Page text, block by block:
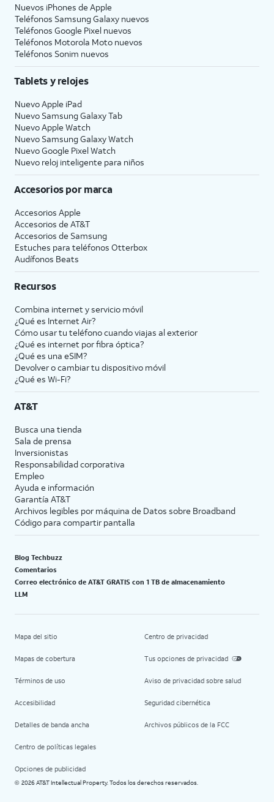
Nuevos iPhones de Apple
Teléfonos Samsung Galaxy nuevos
Teléfonos Google Pixel nuevos
Teléfonos Motorola Moto nuevos
Teléfonos Sonim nuevos
Tablets y relojes
Nuevo Apple iPad
Nuevo Samsung Galaxy Tab
Nuevo Apple Watch
Nuevo Samsung Galaxy Watch
Nuevo Google Pixel Watch
Nuevo reloj inteligente para niños
Accesorios por marca
Accesorios Apple
Accesorios de AT&T
Accesorios de Samsung
Estuches para teléfonos Otterbox
Audífonos Beats
Recursos
Combina internet y servicio móvil
¿Qué es Internet Air?
Cómo usar tu teléfono cuando viajas al exterior
¿Qué es internet por fibra óptica?
¿Qué es una eSIM?
Devolver o cambiar tu dispositivo móvil
¿Qué es Wi-Fi?
AT&T
Busca una tienda
Sala de prensa
Inversionistas
Responsabilidad corporativa
Empleo
Ayuda e información
Garantía AT&T
Archivos legibles por máquina de Datos sobre Broadband
Código para compartir pantalla
Blog Techbuzz
Comentarios
Correo electrónico de AT&T GRATIS con 1 TB de almacenamiento
LLM
Mapa del sitio
Mapas de cobertura
Términos de uso
Accesibilidad
Detalles de banda ancha
Centro de políticas legales
Opciones de publicidad
Centro de privacidad
Tus opciones de privacidad
Aviso de privacidad sobre salud
Seguridad cibernética
Archivos públicos de la FCC
© 2026 AT&T Intellectual Property. Todos los derechos reservados.